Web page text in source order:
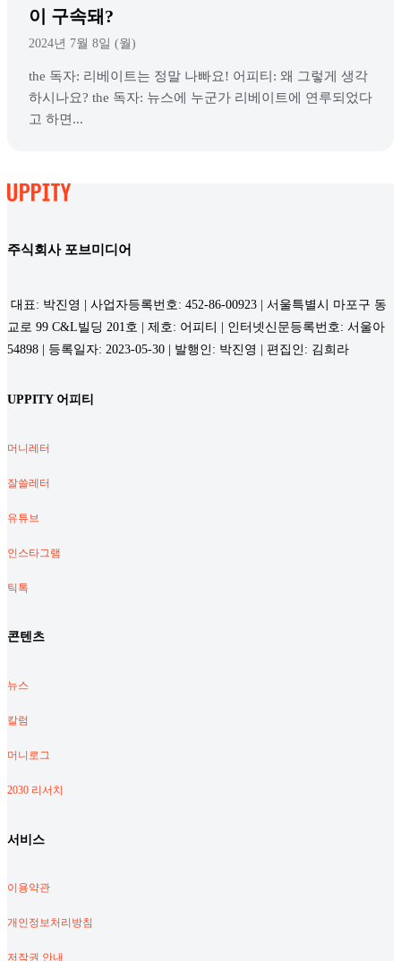
이 구속돼?
2024년 7월 8일 (월)
the 독자: 리베이트는 정말 나빠요! 어피티: 왜 그렇게 생각
하시나요? the 독자: 뉴스에 누군가 리베이트에 연루되었다
고 하면...
주식회사 포브미디어
대표: 박진영 | 사업자등록번호: 452-86-00923 | 서울특별시 마포구 동
교로 99 C&L빌딩 201호 | 제호: 어피티 | 인터넷신문등록번호: 서울아
54898 | 등록일자: 2023-05-30 | 발행인: 박진영 | 편집인: 김희라
UPPITY 어피티
머니레터
잘쓸레터
유튜브
인스타그램
틱톡
콘텐츠
뉴스
칼럼
머니로그
2030 리서치
서비스
이용약관
개인정보처리방침
저작권 안내